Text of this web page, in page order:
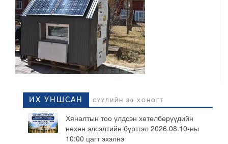
ИХ УНШСАН СҮҮЛИЙН 30 ХОНОГТ
Хяналтын тоо үлдсэн хөтөлбөрүүдийн
нөхөн элсэлтийн бүртгэл 2026.08.10-ны
10:00 цагт эхэлнэ